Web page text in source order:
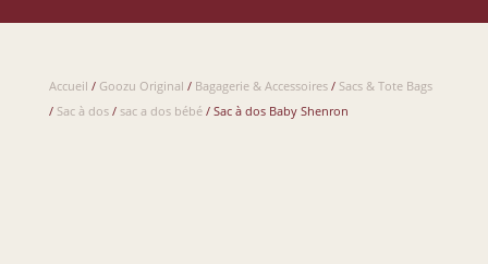
Accueil / Goozu Original / Bagagerie & Accessoires/ Sacs & Tote Bags
/ Sac à dos/ sac a dos bébé/ Sac à dos Baby Shenron